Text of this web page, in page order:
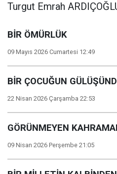
Turgut Emrah
BİR ÖMÜRLÜK
09 Mayıs 2026 Cumartesi 12:49
BİR ÇOCUĞUN
22 Nisan 2026 Çarşamba 22:53
GÖRÜNMEYEN
09 Nisan 2026 Perşembe 21:05